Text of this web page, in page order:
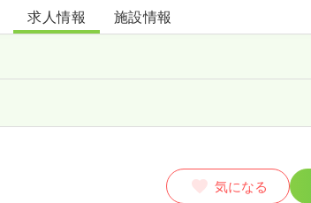
ご長寿くらぶ埼玉・三郷
求人情報 施設情報
気になる